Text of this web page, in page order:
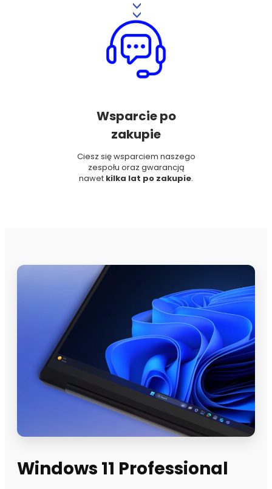
>>
Wsparcie po
zakupie
Ciesz się wsparciem naszego
zespołu oraz gwarancją
nawet kilka lat po zakupie.
Windows 11 Professional